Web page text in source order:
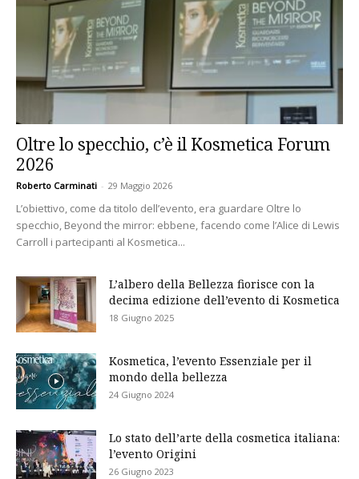
Oltre lo specchio, c’è il Kosmetica Forum
2026
Roberto Carminati - 29 Maggio 2026
L’obiettivo, come da titolo dell’evento, era guardare Oltre lo
specchio, Beyond the mirror: ebbene, facendo come l’Alice di Lewis
Carroll i partecipanti al Kosmetica...
L’albero della Bellezza fiorisce con la
decima edizione dell’evento di Kosmetica
18 Giugno 2025
Kosmetica, l’evento Essenziale per il
mondo della bellezza
24 Giugno 2024
Lo stato dell’arte della cosmetica italiana:
l’evento Origini
26 Giugno 2023